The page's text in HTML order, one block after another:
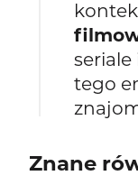
seriale
tego
Znane